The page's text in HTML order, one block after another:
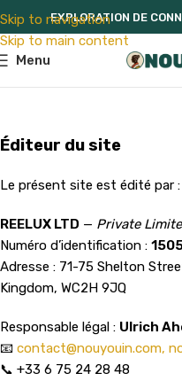
Skip to navigation
Skip to main content
EXPLORATION DE
Menu
Éditeur du site
Le présent site est édité par :
REELUX LTD — Private
Numéro d’identification :
Adresse : 71-75 Shelton
Kingdom, WC2H 9JQ
Responsable légal : Ulrich
📧 contact@nouyouin.com,
📞 +33 6 75 24 28 48